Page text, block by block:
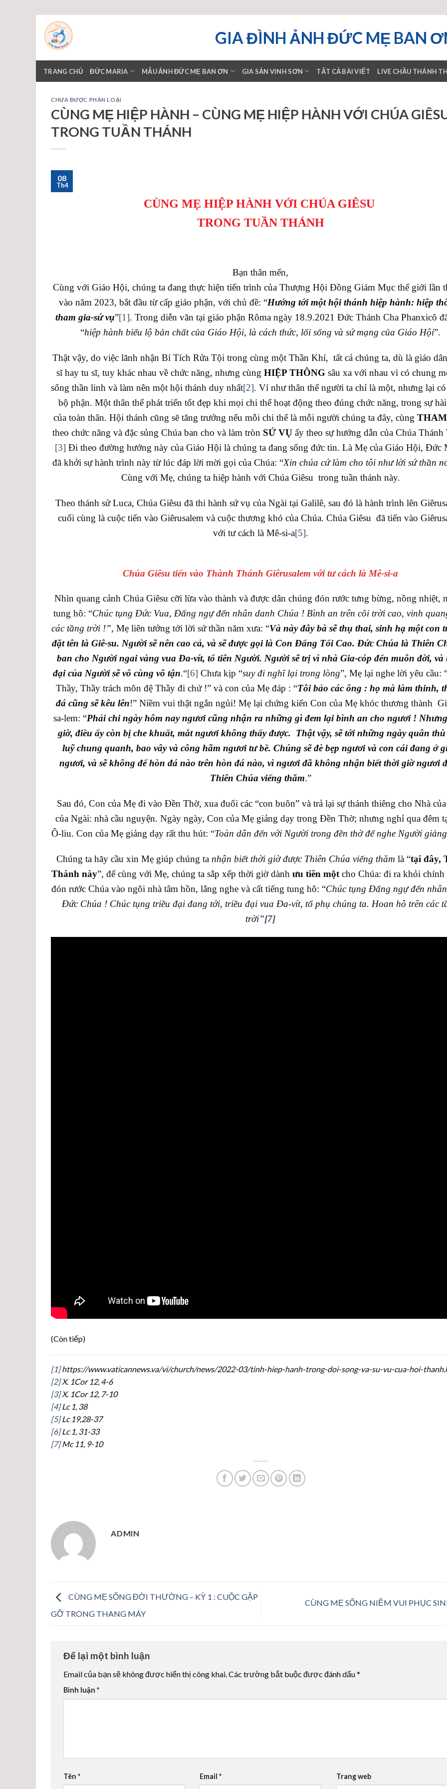
content
GIA ĐÌNH ẢNH ĐỨC MẸ BAN
TRANG CHỦ ĐỨC MARIA MẪU ẢNH ĐỨC MẸ BAN ƠN GIA SẢN VINH SƠN TẤT CẢ BÀI VIẾT LIVE CHẦU THÁNH
CHƯA ĐƯỢC PHÂN LOẠI
CÙNG MẸ HIỆP HÀNH – CÙNG MẸ HIỆP HÀNH VỚI CHÚA
TRONG TUẦN THÁNH
08
Th4
CÙNG MẸ HIỆP HÀNH VỚI CHÚA GIÊSU
TRONG TUẦN THÁNH
Bạn thân mến,
Cùng với Giáo Hội, chúng ta đang thực hiện tiến trình của Thượng Hội Đồng Giám Mục thế giới lần
vào năm 2023, bắt đầu từ cấp giáo phận, với chủ đề: “Hướng tới một hội thánh hiệp hành: hiệp
tham gia-sứ vụ”[1]. Trong diễn văn tại giáo phận Rôma ngày 18.9.2021 Đức Thánh Cha Phanxicô
“hiệp hành biểu lộ bản chất của Giáo Hội, là cách thức, lối sống và sứ mạng của Giáo Hội”.
Thật vậy, do việc lãnh nhận Bí Tích Rửa Tội trong cùng một Thần Khí, tất cả chúng ta, dù là giáo
sĩ hay tu sĩ, tuy khác nhau về chức năng, nhưng cùng HIỆP THÔNG sâu xa với nhau vì có chung
sống thần linh và làm nên một hội thánh duy nhất[2]. Ví như thân thể người ta chỉ là một, nhưng lại
bộ phận. Một thân thể phát triển tốt đẹp khi mọi chi thể hoạt động theo đúng chức năng, trong sự
của toàn thân. Hội thánh cũng sẽ tăng trưởng nếu mỗi chi thể là mỗi người chúng ta đây, cùng
theo chức năng và đặc sủng Chúa ban cho và làm tròn SỨ VỤ ấy theo sự hướng dẫn của Chúa Thánh
[3] Đi theo đường hướng này của Giáo Hội là chúng ta đang sống đức tin. Là Mẹ của Giáo Hội, Đức
đã khởi sự hành trình này từ lúc đáp lời mời gọi của Chúa: “Xin chúa cứ làm cho tôi như lời sứ thần
Cùng với Mẹ, chúng ta hiệp hành với Chúa Giêsu trong tuần thánh này.
Theo thánh sử Luca, Chúa Giêsu đã thi hành sứ vụ của Ngài tại Galilê, sau đó là hành trình lên
cuối cùng là cuộc tiến vào Giêrusalem và cuộc thương khó của Chúa. Chúa Giêsu đã tiến vào
với tư cách là Mê-si-a[5].
Chúa Giêsu tiến vào Thành Thánh Giêrusalem với tư cách là Mê-si-a
Nhìn quang cảnh Chúa Giêsu cỡi lừa vào thành và được dân chúng đón rước tưng bừng, nồng nhiệt,
tung hô: “Chúc tụng Đức Vua, Đấng ngự đến nhân danh Chúa ! Bình an trên cõi trời cao, vinh
các tầng trời !”, Mẹ liên tưởng tới lời sứ thần năm xưa: “Và này đây bà sẽ thụ thai, sinh hạ một con
đặt tên là Giê-su. Người sẽ nên cao cả, và sẽ được gọi là Con Đấng Tối Cao. Đức Chúa là Thiên
ban cho Người ngai vàng vua Đa-vít, tổ tiên Người. Người sẽ trị vì nhà Gia-cóp đến muôn đời, và
đại của Người sẽ vô cùng vô tận.“[6] Chưa kịp “suy đi nghĩ lại trong lòng”, Mẹ lại nghe lời yêu cầu:
Thầy, Thầy trách môn đệ Thầy đi chứ !” và con của Mẹ đáp : “Tôi bảo các ông : họ mà làm thinh,
đá cũng sẽ kêu lên!” Niềm vui thật ngắn ngủi! Mẹ lại chứng kiến Con của Mẹ khóc thương thành
sa-lem: “Phải chi ngày hôm nay ngươi cũng nhận ra những gì đem lại bình an cho ngươi !
giờ, điều ấy còn bị che khuất, mắt ngươi không thấy được. Thật vậy, sẽ tới những ngày quân
luỹ chung quanh, bao vây và công hãm ngươi tư bề. Chúng sẽ đè bẹp ngươi và con cái đang ở
ngươi, và sẽ không để hòn đá nào trên hòn đá nào, vì ngươi đã không nhận biết thời giờ ngươi
Thiên Chúa viếng thăm.”
Sau đó, Con của Mẹ đi vào Đền Thờ, xua đuổi các “con buôn” và trả lại sự thánh thiêng cho Nhà
của Ngài: nhà cầu nguyện. Ngày ngày, Con của Mẹ giảng dạy trong Đền Thờ; nhưng nghỉ qua đêm
Ô-liu. Con của Mẹ giảng dạy rất thu hút: “Toàn dân đến với Người trong đền thờ để nghe Người
Chúng ta hãy cầu xin Mẹ giúp chúng ta nhận biết thời giờ được Thiên Chúa viếng thăm là “tại đây,
Thánh này”, để cùng với Mẹ, chúng ta sắp xếp thời giờ dành ưu tiên một cho Chúa: đi ra khỏi
đón rước Chúa vào ngôi nhà tâm hồn, lắng nghe và cất tiếng tung hô: “Chúc tụng Đấng ngự đến
Đức Chúa ! Chúc tụng triều đại đang tới, triều đại vua Đa-vít, tổ phụ chúng ta. Hoan hô trên các
trời”[7]
(Còn tiếp)
[1]https://www.vaticannews.va/vi/church/news/2022-03/tinh-hiep-hanh-trong-doi-song-va-su-vu-cua-hoi-
[2]X. 1Cor 12, 4-6
[3]X. 1Cor 12, 7-10
[4]Lc 1, 38
[5]Lc 19,28-37
[6]Lc 1, 31-33
[7]Mc 11, 9-10
ADMIN
CÙNG MẸ SỐNG ĐỜI THƯỜNG – KỲ 1 : CUỘC GẶP
GỠ TRONG THANG MÁY
CÙNG MẸ SỐNG NIỀM VUI PHỤC
Để lại một bình luận
Email của bạn sẽ không được hiển thị công khai.Các trường bắt buộc được đánh dấu*
Bình luận *
Tên * Email* Trang web